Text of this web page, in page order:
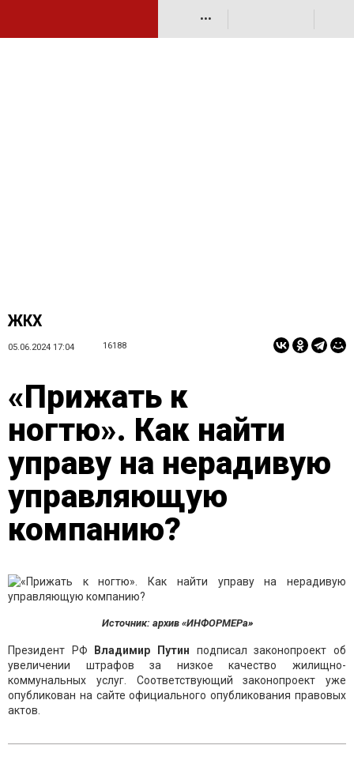
•••
ЖКХ
05.06.2024 17:04 16188
«Прижать к
ногтю». Как найти
управу на нерадивую
управляющую
компанию?
Источник: архив «ИНФОРМЕРа»
Президент РФ Владимир Путин подписал законопроект об
увеличении штрафов за низкое качество жилищно-
коммунальных услуг. Соответствующий законопроект уже
опубликован на сайте официального опубликования правовых
актов.